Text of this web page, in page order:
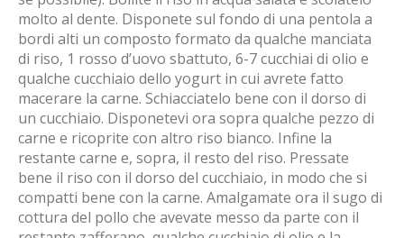
molto al dente. Disponete sul fondo di una pentola a
bordi alti un composto formato da qualche manciata
di riso, 1 rosso d’uovo sbattuto, 6-7 cucchiai di olio e
qualche cucchiaio dello yogurt in cui avrete fatto
macerare la carne. Schiacciatelo bene con il dorso di
un cucchiaio. Disponetevi ora sopra qualche pezzo di
carne e ricoprite con altro riso bianco. Infine la
restante carne e, sopra, il resto del riso. Pressate
bene il riso con il dorso del cucchiaio, in modo che si
compatti bene con la carne. Amalgamate ora il sugo di
cottura del pollo che avevate messo da parte con il